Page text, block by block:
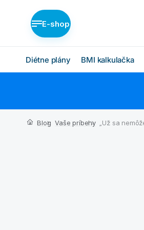
E-shop
Diétne plány
Nízka nadváha (BASIC)
BMI kalkulačka
Blog Vaše príbehy „Už sa